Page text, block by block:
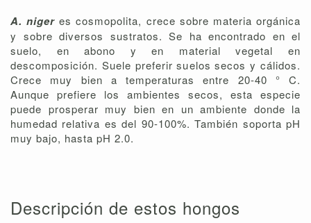
A. nigeres cosmopolita, crece sobre materia orgánica
y sobre diversos sustratos. Se ha encontrado en el
suelo, en abono y en material vegetal en
descomposición. Suele preferir suelos secos y cálidos.
Crece muy bien a temperaturas entre 20-40 ° C.
Aunque prefiere los ambientes secos, esta especie
puede prosperar muy bien en un ambiente donde la
humedad relativa es del 90-100%. También soporta pH
muy bajo, hasta pH 2.0.
Descripción de estos hongos